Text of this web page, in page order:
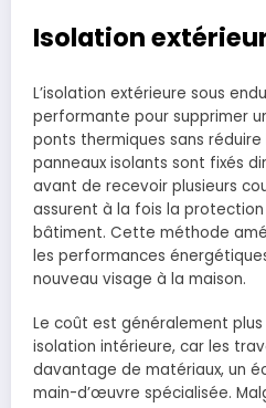
Isolation
L’isolation extérieure sous
performante pour supprimer
ponts thermiques sans
panneaux isolants sont fixés
avant de recevoir plusieurs
assurent à la fois la
bâtiment. Cette méthode
les performances
nouveau visage à la maison.
Le coût est généralement plus
isolation intérieure, car les
davantage de matériaux, un
main-d’œuvre spécialisée.